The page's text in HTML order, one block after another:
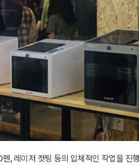
, 레이저 컷팅 등의 입체적인 작업을 진